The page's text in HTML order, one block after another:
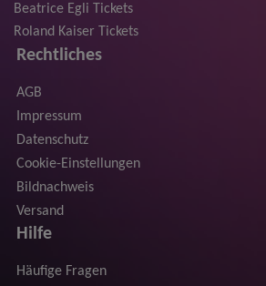
Beatrice Egli Tickets
Roland Kaiser Tickets
Rechtliches
AGB
Impressum
Datenschutz
Cookie-Einstellungen
Bildnachweis
Versand
Hilfe
Häufige Fragen